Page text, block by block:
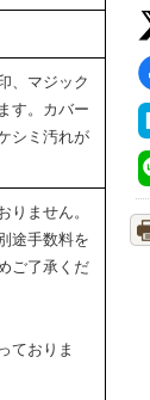
、マジック
す。カバー
シミ汚れが
ません。
途手数料を
ご了承くだ
ておりま